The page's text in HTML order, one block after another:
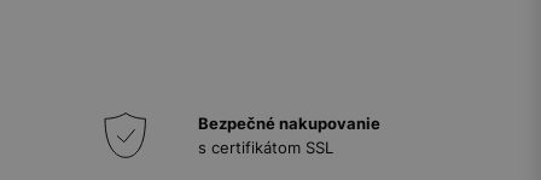
Bezpečné nakupovanie
s certifikátom SSL